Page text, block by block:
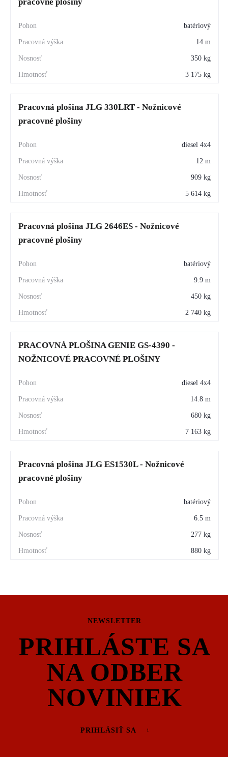
pracovné plošiny
batériový
14 m
350 kg
3 175 kg
Pracovná plošina JLG 330LRT - Nožnicové
pracovné plošiny
diesel 4x4
12 m
909 kg
5 614 kg
Pracovná plošina JLG 2646ES - Nožnicové
pracovné plošiny
batériový
9.9 m
450 kg
2 740 kg
PRACOVNÁ PLOŠINA GENIE GS-4390 -
NOŽNICOVÉ PRACOVNÉ PLOŠINY
diesel 4x4
14.8 m
680 kg
7 163 kg
Pracovná plošina JLG ES1530L - Nožnicové
pracovné plošiny
batériový
6.5 m
277 kg
880 kg
NEWSLETTER
PRIHLÁSTE SA
NA ODBER
NOVINIEK
PRIHLÁSIŤ SA